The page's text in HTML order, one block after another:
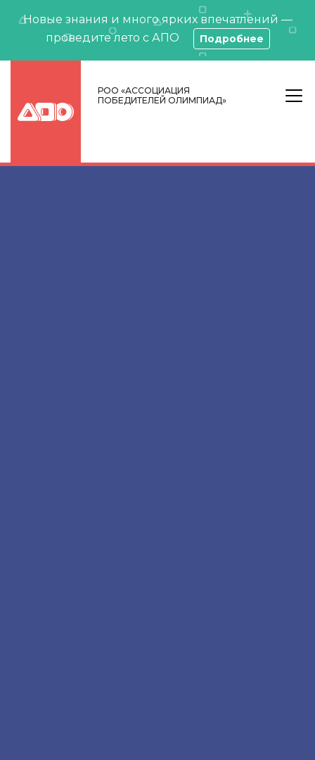
Новые знания и много ярких впечатлений —
проведите лето с АПО
Подробнее
РОО «АССОЦИАЦИЯ
ПОБЕДИТЕЛЕЙ ОЛИМПИАД»